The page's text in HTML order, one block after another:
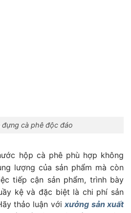
cà phê độc đáo
hộp cà phê phù hợp không
lượng của sản phẩm mà còn
tiếp cận sản phẩm, trình bày
kệ và đặc biệt là chi phí sản
thảo luận vớixưởng sản xuất